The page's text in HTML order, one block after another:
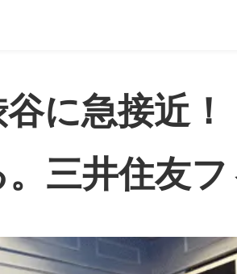
に急接近
三井住友